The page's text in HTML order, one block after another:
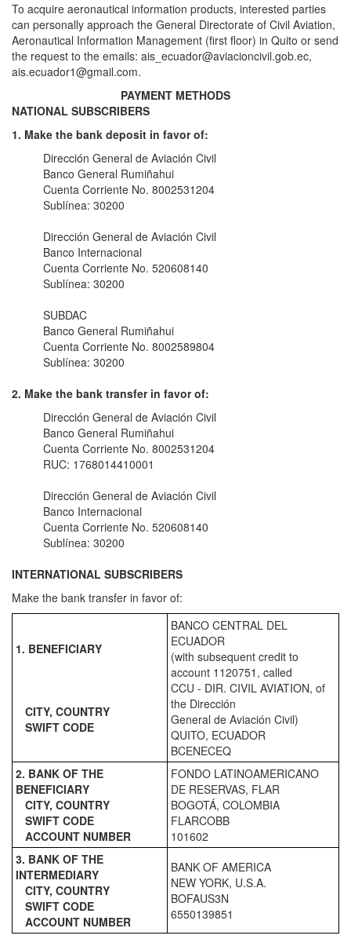
To acquire aeronautical information products, interested parties
can personally approach the General Directorate of Civil Aviation,
Aeronautical Information Management (first floor) in Quito or send
the request to the emails: ais_ecuador@aviacioncivil.gob.ec,
ais.ecuador1@gmail.com.
PAYMENT METHODS
NATIONAL SUBSCRIBERS
1. Make the bank deposit in favor of:
Dirección General de Aviación Civil
Banco General Rumiñahui
Cuenta Corriente No. 8002531204
Sublínea: 30200
Dirección General de Aviación Civil
Banco Internacional
Cuenta Corriente No. 520608140
Sublínea: 30200
SUBDAC
Banco General Rumiñahui
Cuenta Corriente No. 8002589804
Sublínea: 30200
2. Make the bank transfer in favor of:
Dirección General de Aviación Civil
Banco General Rumiñahui
Cuenta Corriente No. 8002531204
RUC: 1768014410001
Dirección General de Aviación Civil
Banco Internacional
Cuenta Corriente No. 520608140
Sublínea: 30200
INTERNATIONAL SUBSCRIBERS
Make the bank transfer in favor of:
1. BENEFICIARY
CITY, COUNTRY
SWIFT CODE
BANCO CENTRAL DEL
ECUADOR
(with subsequent credit to
account 1120751, called
CCU - DIR. CIVIL AVIATION, of
the Dirección
General de Aviación Civil)
QUITO, ECUADOR
BCENECEQ
2. BANK OF THE
BENEFICIARY
CITY, COUNTRY
SWIFT CODE
ACCOUNT NUMBER
FONDO LATINOAMERICANO
DE RESERVAS, FLAR
BOGOTÁ, COLOMBIA
FLARCOBB
101602
3. BANK OF THE
INTERMEDIARY
CITY, COUNTRY
SWIFT CODE
ACCOUNT NUMBER
BANK OF AMERICA
NEW YORK, U.S.A.
BOFAUS3N
6550139851